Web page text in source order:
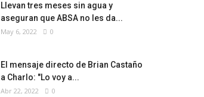
Llevan tres meses sin agua y
aseguran que ABSA no les da...
May 6, 2022 0
El mensaje directo de Brian Castaño
a Charlo: "Lo voy a...
Abr 22, 2022 0